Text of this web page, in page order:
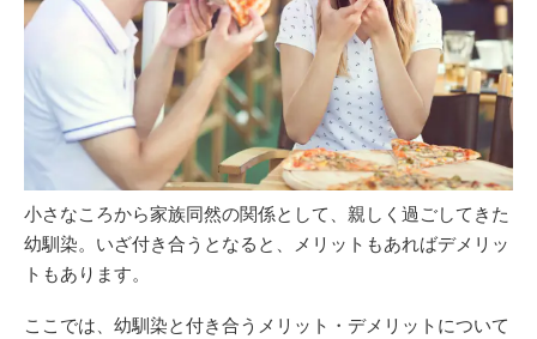
小さなころから家族同然の関係として、親しく過ごしてきた
幼馴染。いざ付き合うとなると、メリットもあればデメリッ
トもあります。
ここでは、幼馴染と付き合うメリット・デメリットについて